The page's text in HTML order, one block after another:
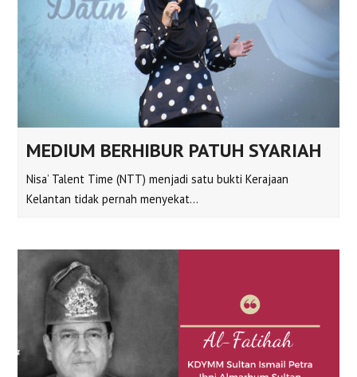
MEDIUM BERHIBUR PATUH SYARIAH
Nisa’ Talent Time (NTT) menjadi satu bukti Kerajaan
Kelantan tidak pernah menyekat…